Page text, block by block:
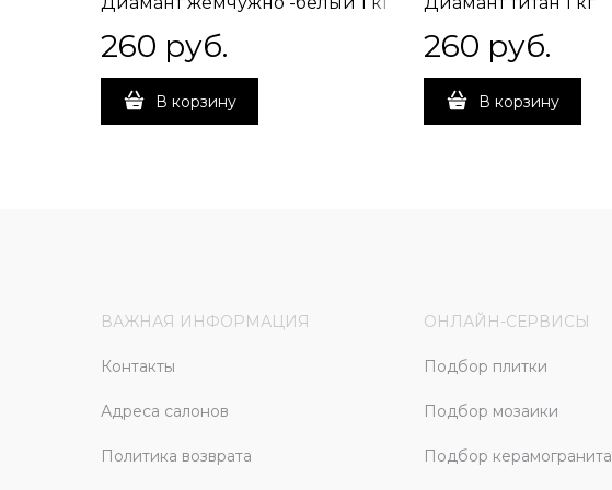
260 руб.
В корзину
260 руб.
В корзину
ВАЖНАЯ ИНФОРМАЦИЯ
Контакты
Адреса салонов
Политика возврата
ОНЛАЙН-СЕРВИСЫ
Подбор плитки
Подбор мозаики
Подбор керамогранита